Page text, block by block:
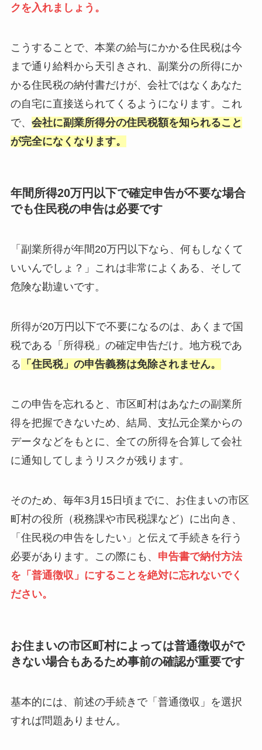
クを入れましょう。
こうすることで、本業の給与にかかる住民税は今
まで通り給料から天引きされ、副業分の所得にか
かる住民税の納付書だけが、会社ではなくあなた
の自宅に直接送られてくるようになります。これ
で、 会社に副業所得分の住民税額を知られること
が完全になくなります。
年間所得20万円以下で確定申告が不要な場合
でも住民税の申告は必要です
「副業所得が年間20万円以下なら、何もしなくて
いいんでしょ？」これは非常によくある、そして
危険な勘違いです。
所得が20万円以下で不要になるのは、あくまで国
税である「所得税」の確定申告だけ。地方税であ
る 「住民税」の申告義務は免除されません。
この申告を忘れると、市区町村はあなたの副業所
得を把握できないため、結局、支払元企業からの
データなどをもとに、全ての所得を合算して会社
に通知してしまうリスクが残ります。
そのため、毎年3月15日頃までに、お住まいの市区
町村の役所（税務課や市民税課など）に出向き、
「住民税の申告をしたい」と伝えて手続きを行う
必要があります。この際にも、 申告書で納付方法
を「普通徴収」にすることを絶対に忘れないでく
ださい。
お住まいの市区町村によっては普通徴収がで
きない場合もあるため事前の確認が重要です
基本的には、前述の手続きで「普通徴収」を選択
すれば問題ありません。